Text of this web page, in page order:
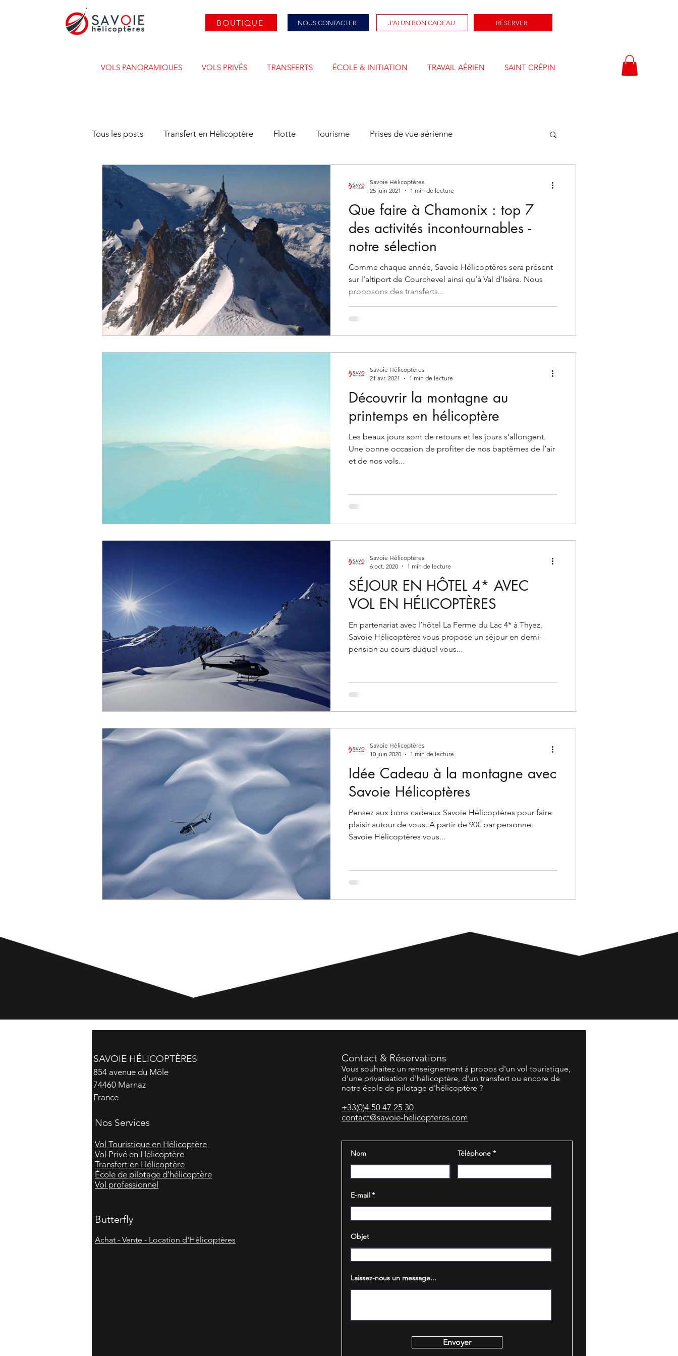
BOUTIQUE NOUS CONTACTER J'AI UN BON CADEAU RÉSERVER
VOLS PANORAMIQUES VOLS PRIVÉS TRANSFERTS ÉCOLE & INITIATION TRAVAIL AÉRIEN SAINT CRÉPIN
Tous les posts Transfert en Hélicoptère Flotte Tourisme Prises de vue aérienne
Que faire à Chamonix : top 7
des activités incontournables -
notre sélection
Comme chaque année, Savoie Hélicoptères sera présent
sur l’altiport de Courchevel ainsi qu’à Val d’Isère. Nous
proposons des transferts...
Savoie Hélicoptères
25 juin 2021
1 min de lecture
Découvrir la montagne au
printemps en hélicoptère
Les beaux jours sont de retours et les jours s’allongent.
Une bonne occasion de profiter de nos baptêmes de l’air
et de nos vols...
Savoie Hélicoptères
21 avr. 2021
1 min de lecture
SÉJOUR EN HÔTEL 4* AVEC
VOL EN HÉLICOPTÈRES
En partenariat avec l’hôtel La Ferme du Lac 4* à Thyez,
Savoie Hélicoptères vous propose un séjour en demi-
pension au cours duquel vous...
Savoie Hélicoptères
6 oct. 2020
1 min de lecture
Idée Cadeau à la montagne avec
Savoie Hélicoptères
Pensez aux bons cadeaux Savoie Hélicoptères pour faire
plaisir autour de vous. A partir de 90€ par personne.
Savoie Hélicoptères vous...
Savoie Hélicoptères
10 juin 2020
1 min de lecture
SAVOIE HÉLICOPTÈRES
854 avenue du Môle
74460 Marnaz
France
Nos Services ​
Vol Touristique en Hélicoptère
Vol Privé en Hélicoptère
Transfert en Hélicoptère
École de pilotage d'hélicoptère
Vol professionnel
Butterfly
Achat - Vente - Location d'Hélicoptères
Contact & Réservations
Vous souhaitez un renseignement à propos d'un vol touristique,
d'une privatisation d'hélicoptère, d'un transfert ou encore de
notre école de pilotage d'hélicoptère ?
​+33(0)4 50 47 25 30
contact@savoie-helicopteres.com
Nom Téléphone
E-mail
Objet
Laissez-nous un message...
Envoyer